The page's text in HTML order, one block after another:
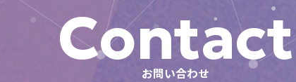
Contact
お問い合わせ